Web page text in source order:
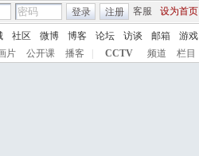
客服 设为首页
登录 注册
社区 微博 博客 论坛 访谈 邮箱
游戏
片
公开课 播客 CCTV 频道 栏目